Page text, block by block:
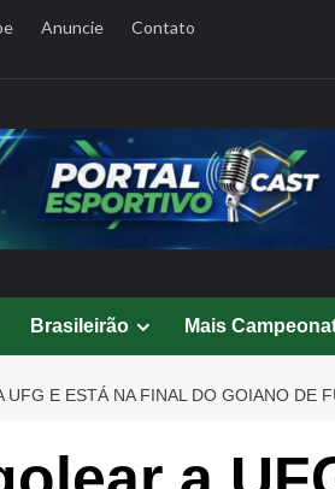
Anuncie Contato
Brasileirão Mais
UFG E ESTÁ NA FINAL DO GOIANO DE